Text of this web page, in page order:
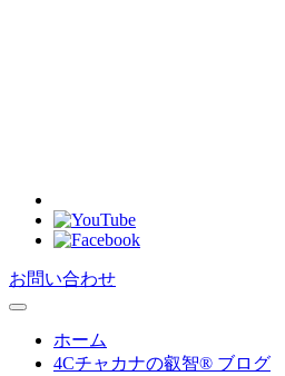
お問い合わせ
ホーム
4Cチャカナの叡智® ブログ